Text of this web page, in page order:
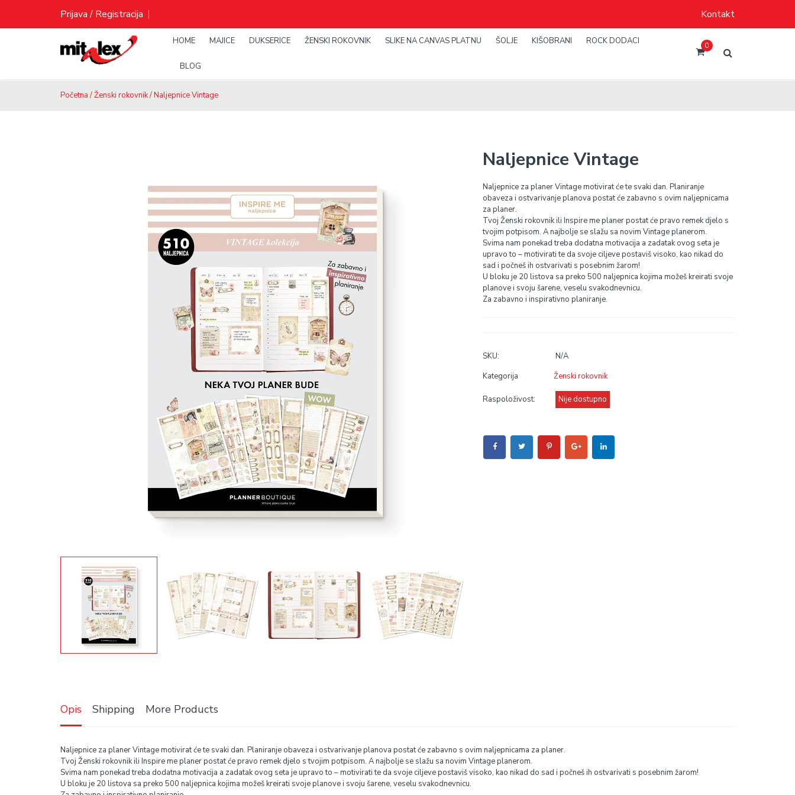
content
Prijava / Registracija Kontakt
HOME MAJICE DUKSERICE ŽENSKI ROKOVNIK SLIKE NA CANVAS PLATNU ŠOLJE KIŠOBRANI ROCK DODACI
BLOG
0
Početna /Ženski rokovnik/ Naljepnice Vintage
Naljepnice Vintage
Naljepnice za planer Vintage motivirat će te svaki dan. Planiranje
obaveza i ostvarivanje planova postat će zabavno s ovim naljepnicama
za planer.
Tvoj Ženski rokovnik ili Inspire me planer postat će pravo remek djelo s
tvojim potpisom. A najbolje se slažu sa novim Vintage planerom.
Svima nam ponekad treba dodatna motivacija a zadatak ovog seta je
upravo to – motivirati te da svoje ciljeve postaviš visoko, kao nikad do
sad i počneš ih ostvarivati s posebnim žarom!
U bloku je 20 listova sa preko 500 naljepnica kojima možeš kreirati svoje
planove i svoju šarene, veselu svakodnevnicu.
Za zabavno i inspirativno planiranje.
SKU:
N/A
Kategorija
Ženski rokovnik
Raspoloživost: Nije dostupno
Opis Shipping More Products
Naljepnice za planer Vintage motivirat će te svaki dan. Planiranje obaveza i ostvarivanje planova postat će zabavno s ovim naljepnicama za planer.
Tvoj Ženski rokovnik ili Inspire me planer postat će pravo remek djelo s tvojim potpisom. A najbolje se slažu sa novim Vintage planerom.
Svima nam ponekad treba dodatna motivacija a zadatak ovog seta je upravo to – motivirati te da svoje ciljeve postaviš visoko, kao nikad do sad i počneš ih ostvarivati s posebnim žarom!
U bloku je 20 listova sa preko 500 naljepnica kojima možeš kreirati svoje planove i svoju šarene, veselu svakodnevnicu.